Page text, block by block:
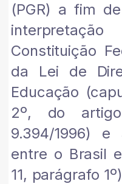
(PGR) a fim
Constituição
da Lei de
Educação
2º, do
9.394/1996)
entre o Brasil
11, parágrafo